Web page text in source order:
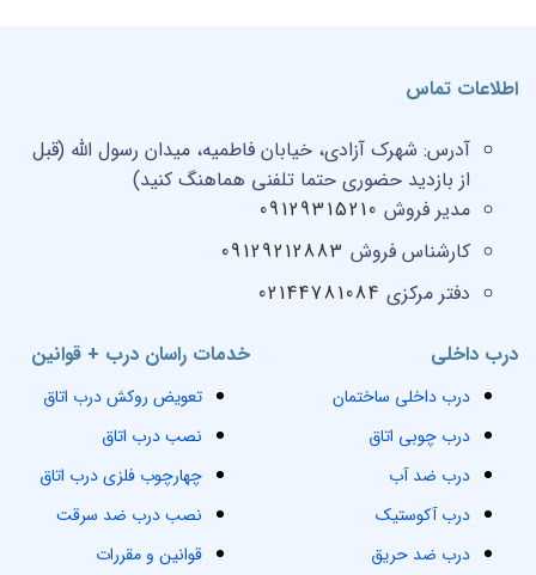
خدمات راسان درب + قوانین
تعویض روکش درب اتاق
نصب درب اتاق
چهارچوب فلزی درب اتاق
نصب درب ضد سرقت
قوانین و مقررات
درب داخلی
درب داخلی ساختمان
درب چوبی اتاق
درب ضد آب
درب آکوستیک
درب ضد حریق
اطلاعات تماس
آدرس: شهرک آزادی، خیابان فاطمیه، میدان رسول الله (قبل
از بازدید حضوری حتما تلفنی هماهنگ کنید)
مدیر فروش 09129315210
کارشناس فروش 09129212883
دفتر مرکزی 02144781084